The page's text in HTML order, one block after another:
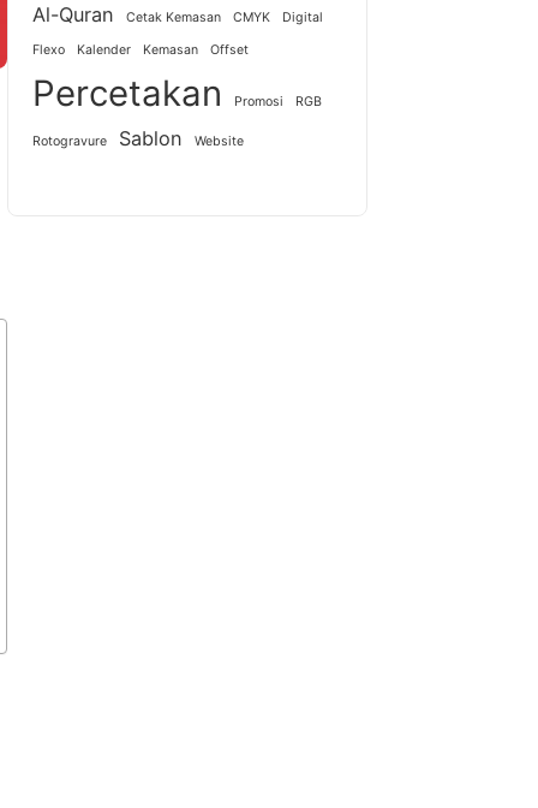
Al-Quran Cetak Kemasan CMYK Digital
Flexo Kalender Kemasan Offset
Percetakan Promosi RGB
Rotogravure Sablon Website